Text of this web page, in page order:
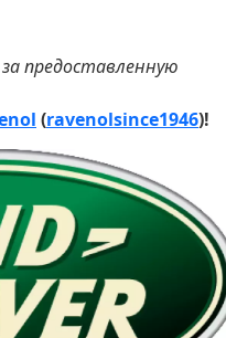
предоставленную
(ravenolsince1946)!